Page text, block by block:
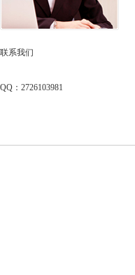
联系我们
QQ：2726103981